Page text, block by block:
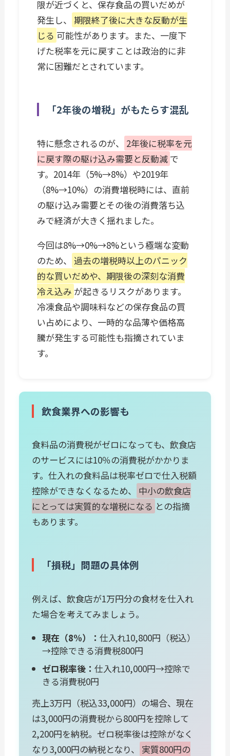
限が近づくと、保存食品の買いだめが
発生し、
期限終了後に大きな反動が生
じる 可能性があります。また、一度下
げた税率を元に戻すことは政治的に非
常に困難だとされています。
「2年後の増税」がもたらす混乱
特に懸念されるのが、
2年後に税率を元
に戻す際の駆け込み需要と反動減 で
す。2014年（5%→8%）や2019年
（8%→10%）の消費増税時には、直前
の駆け込み需要とその後の消費落ち込
みで経済が大きく揺れました。
今回は8%→0%→8%という極端な変動
のため、
過去の増税時以上のパニック
的な買いだめや、期限後の深刻な消費
冷え込み が起きるリスクがあります。
冷凍食品や調味料などの保存食品の買
い占めにより、一時的な品薄や価格高
騰が発生する可能性も指摘されていま
す。
飲食業界への影響も
食料品の消費税がゼロになっても、飲食店
のサービスには10％の消費税がかかりま
す。仕入れの食料品は税率ゼロで仕入税額
控除ができなくなるため、
中小の飲食店
にとっては実質的な増税になる との指摘
もあります。
「損税」問題の具体例
例えば、飲食店が1万円分の食材を仕入れ
た場合を考えてみましょう。
現在（8%）：仕入れ10,800円（税込）
→控除できる消費税800円
ゼロ税率後：仕入れ10,000円→控除で
きる消費税0円
売上3万円（税込33,000円）の場合、現在
は3,000円の消費税から800円を控除して
2,200円を納税。ゼロ税率後は控除がなく
なり3,000円の納税となり、
実質800円の